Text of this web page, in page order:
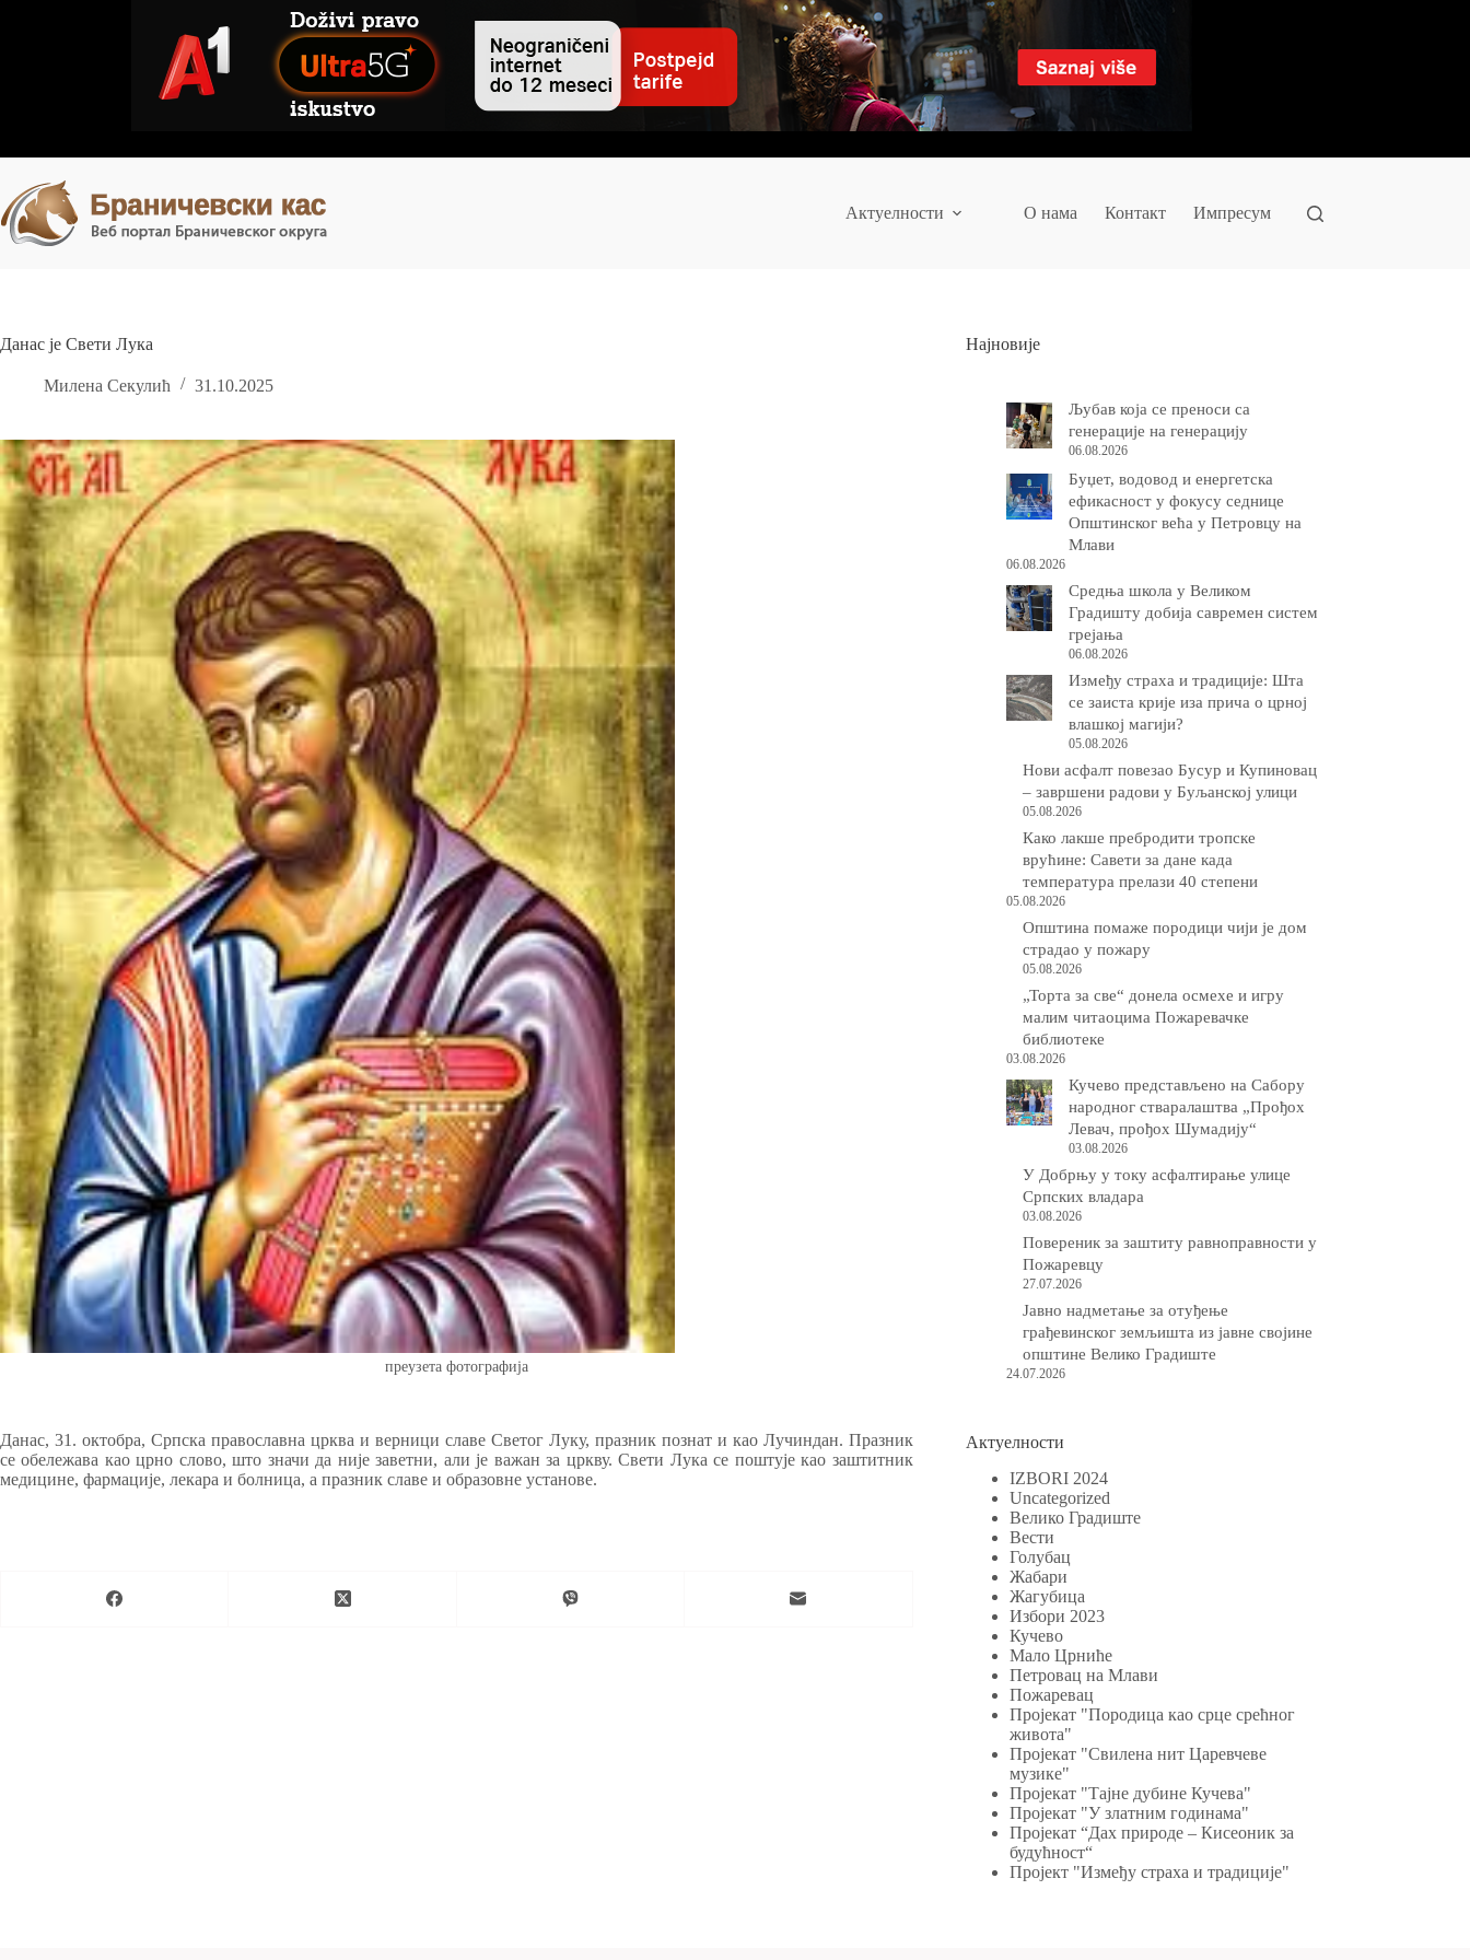
Актуелности О нама Контакт Импресум
Данас је Свети Лука
Милена Секулић 31.10.2025
преузета фотографија
Данас, 31. октобра, Српска православна црква и верници славе Светог Луку, празник познат и као Лучиндан. Празник
се обележава као црно слово, што значи да није заветни, али је важан за цркву. Свети Лука се поштује као заштитник
медицине, фармације, лекара и болница, а празник славе и образовне установе.
Најновије
Љубав која се преноси са
генерације на генерацију
06.08.2026
Буџет, водовод и енергетска
ефикасност у фокусу седнице
Општинског већа у Петровцу на
Млави
06.08.2026
Средња школа у Великом
Градишту добија савремен систем
грејања
06.08.2026
Између страха и традиције: Шта
се заиста крије иза прича о црној
влашкој магији?
05.08.2026
Нови асфалт повезао Бусур и Купиновац
– завршени радови у Буљанској улици
05.08.2026
Како лакше пребродити тропске
врућине: Савети за дане када
температура прелази 40 степени
05.08.2026
Општина помаже породици чији је дом
страдао у пожару
05.08.2026
„Торта за све“ донела осмехе и игру
малим читаоцима Пожаревачке
библиотеке
03.08.2026
Кучево представљено на Сабору
народног стваралаштва „Прођох
Левач, прођох Шумадију“
03.08.2026
У Добрњу у току асфалтирање улице
Српских владара
03.08.2026
Повереник за заштиту равноправности у
Пожаревцу
27.07.2026
Јавно надметање за отуђење
грађевинског земљишта из јавне својине
општине Велико Градиште
24.07.2026
Актуелности
IZBORI 2024
Uncategorized
Велико Градиште
Вести
Голубац
Жабари
Жагубица
Избори 2023
Кучево
Мало Црниће
Петровац на Млави
Пожаревац
Пројекат "Породица као срце срећног
живота"
Пројекат "Свилена нит Царевчеве
музике"
Пројекат "Тајне дубине Кучева"
Пројекат "У златним годинама"
Пројекат “Дах природе – Кисеоник за
будућност“
Пројект "Између страха и традиције"